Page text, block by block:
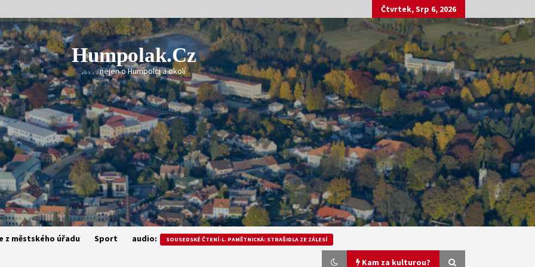
Čtvrtek, Srp 6, 2026
Humpolak.cz
. . . . . nejen o Humpolci a okolí
z městského úřadu Sport audio: SOUSEDSKÉ ČTENÍ-L. PAMĚTNICKÁ: STRAŠIDLA ZE ZÁLESÍ
Kam za kulturou?